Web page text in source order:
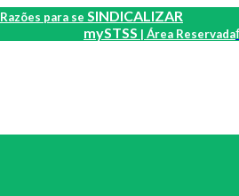
Razões para se SINDICALIZAR
mySTSS | Área Reservada